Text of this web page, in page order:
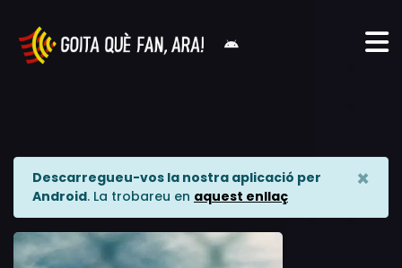
Descarregueu-vos la nostra aplicació per
Android. La trobareu en aquest enllaç
×